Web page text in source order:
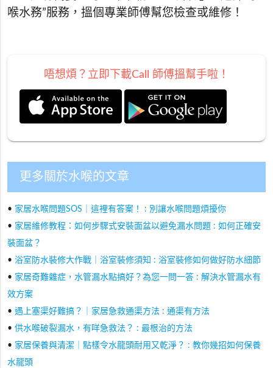
喉水務”服務，搵個專業師傅幫您檢查或維修！
唔想煩？立即下載Call 師傅搵幫手啦！
更多關於水喉的文章
• 家居水喉問題SOS｜這裡有答案！ : 別讓水喉問題煩擾你
• 家居維修教程：如何步驟式安裝面盆以避免漏水問題 : 如何正確安
裝面盆？
• 浴室防水裝修大作戰｜浴室裝修須知 : 浴室裝修如何做好防水細節
• 家居奇難雜症，水管漏水點搞好？為您一問一答 : 解決水管漏水有
效方案
• 遇上塞渠好難搞？｜家居急救通渠方法 : 通渠有方法
• 供水喉破裂漏水，有咩急救法？ : 最根治的方法
• 家居保養與清潔｜點樣令水龍頭耐用又乾淨？ : 教你幾招如何保養
水龍頭